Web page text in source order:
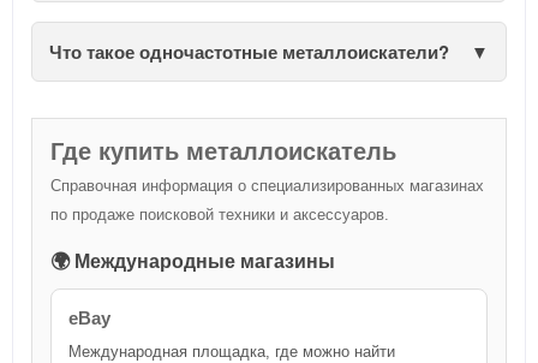
Что такое одночастотные металлоискатели?
Где купить металлоискатель
Справочная информация о специализированных магазинах
по продаже поисковой техники и аксессуаров.
🌍 Международные магазины
eBay
Международная площадка, где можно найти